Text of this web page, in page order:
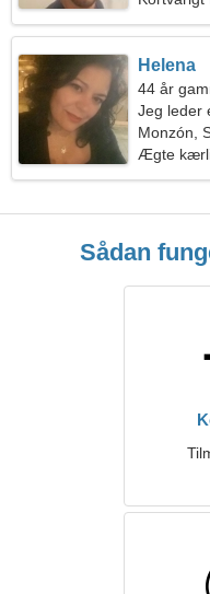
Helena
44 år
Jeg leder
Monzón,
Ægte
Sådan